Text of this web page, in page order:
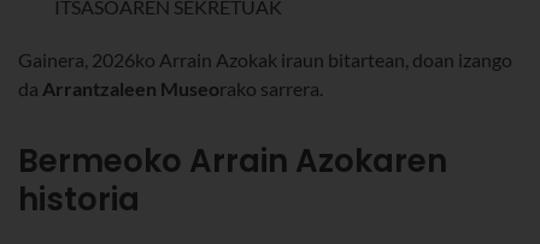
ITSASOAREN SEKRETUAK
Gainera, 2026ko Arrain Azokak iraun bitartean, doan izango
da Arrantzaleen Museorako sarrera.
Bermeoko Arrain Azokaren
historia